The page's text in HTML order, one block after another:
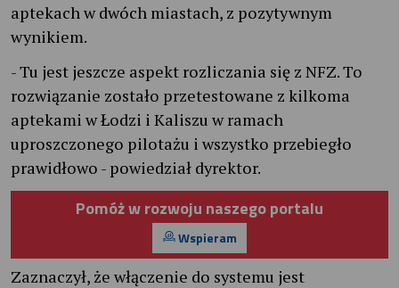
aptekach w dwóch miastach, z pozytywnym
wynikiem.
- Tu jest jeszcze aspekt rozliczania się z NFZ. To
rozwiązanie zostało przetestowane z kilkoma
aptekami w Łodzi i Kaliszu w ramach
uproszczonego pilotażu i wszystko przebiegło
prawidłowo - powiedział dyrektor.
Pomóż w rozwoju naszego portalu
Wspieram
Zaznaczył, że włączenie do systemu jest